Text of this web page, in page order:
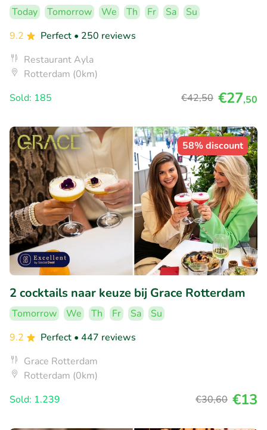
Today Tomorrow We Th Fr Sa
Su
9.2
Perfect • 250 reviews
Restaurant Ayla
Rotterdam (0km)
Sold: 185
€42,50 €27,50
58% discount
2 cocktails naar keuze bij Grace Rotterdam
Tomorrow We Th Fr Sa
Su
9.2
Perfect • 447 reviews
Grace Rotterdam
Rotterdam (0km)
Sold: 1.239
€30,60 €13